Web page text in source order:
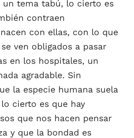
un tema tabú, lo cierto es
contraen
con ellas, con lo que
ven obligados a pasar
en los hospitales, un
agradable. Sin
la especie humana suela
cierto es que hay
que nos hacen pensar
y que la bondad es